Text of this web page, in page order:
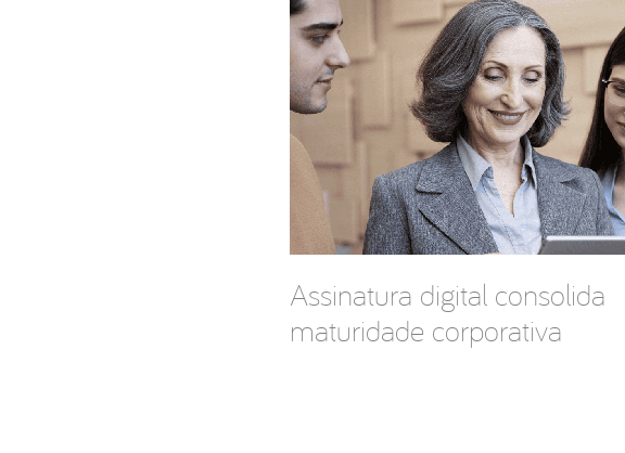
Assinatura digital consolida
maturidade corporativa